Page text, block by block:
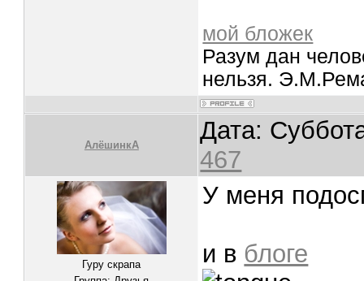
мой бложек
Разум дан
нельзя.
АлёшинкА
Дата:
467
Гуру скрапа
У меня
и в блоге